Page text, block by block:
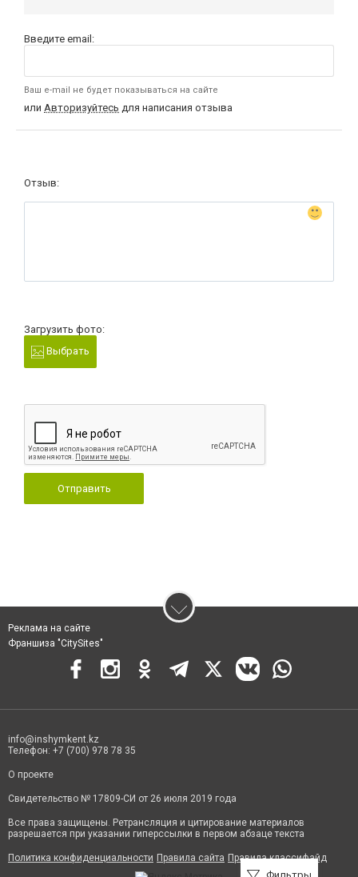
Введите email:
Ваш e-mail не будет показываться на сайте
или Авторизуйтесь для написания отзыва
Отзыв:
Загрузить фото:
Выбрать
Отправить
Реклама на сайте
Франшиза "CitySites"
info@inshymkent.kz
Телефон: +7 (700) 978 78 35
О проекте
Свидетельство № 17809-СИ от 26 июля 2019 года
Все права защищены. Ретрансляция и цитирование материалов
разрешается при указании гиперссылки в первом абзаце текста
Политика конфиденциальности Правила сайта Правила классифайд